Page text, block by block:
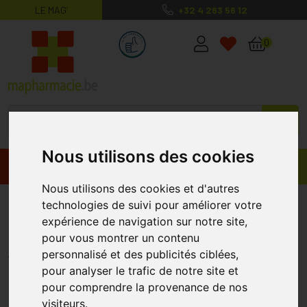
Nous utilisons des cookies
Nous utilisons des cookies et d'autres
technologies de suivi pour améliorer votre
expérience de navigation sur notre site,
pour vous montrer un contenu
personnalisé et des publicités ciblées,
pour analyser le trafic de notre site et
pour comprendre la provenance de nos
visiteurs.
LE MAG’ +32 4 263 56 12
MaPharmacie.be ma santé, mes
0
Promos Produits
Care Plus Mosquito Net Headnet
Classic
CARE PLUS